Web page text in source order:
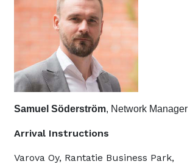
Samuel Söderström, Network Manager
Arrival Instructions
Varova Oy, Rantatie Business Park,